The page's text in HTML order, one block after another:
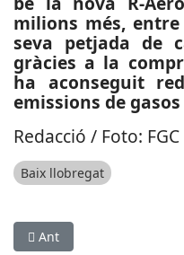
milions més,
seva petjada de
gràcies a la
ha aconseguit
emissions de
Redacció / Foto: FGC
Baix llobregat
Article anterior:
Ant